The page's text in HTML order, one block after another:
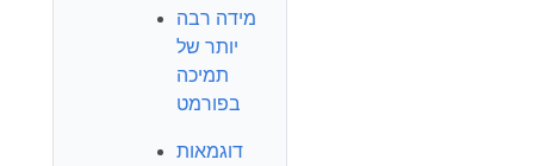
מידה רבה
יותר של
תמיכה
בפורמט
דוגמאות